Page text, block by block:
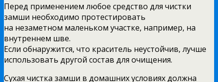
Перед применением любое средство для чистки
замши необходимо протестировать
на незаметном маленьком участке, например, на
внутреннем шве.
Если обнаружится, что краситель неустойчив, лучше
использовать другой состав для очищения.
Сухая чистка замши в домашних условиях должна